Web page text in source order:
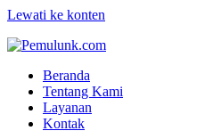
Lewati ke konten
Beranda
Tentang Kami
Layanan
Kontak